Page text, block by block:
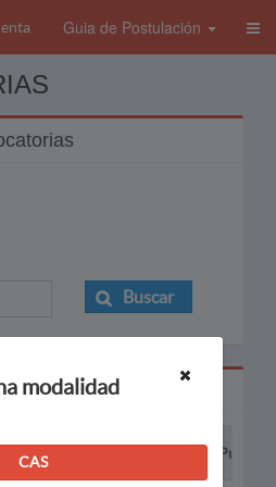
Guia de Postulación
Buscar
Puesto
modalidad
CAS